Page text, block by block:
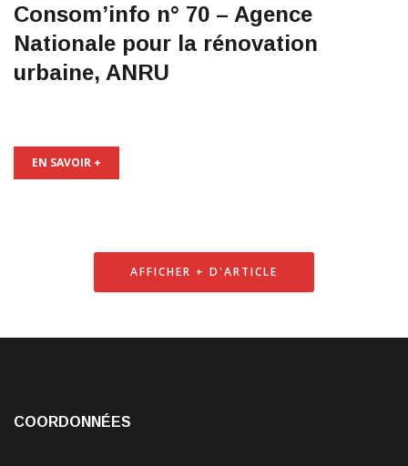
Consom’info n° 70 – Agence
Nationale pour la rénovation
urbaine, ANRU
EN SAVOIR +
AFFICHER + D'ARTICLE
COORDONNÉES